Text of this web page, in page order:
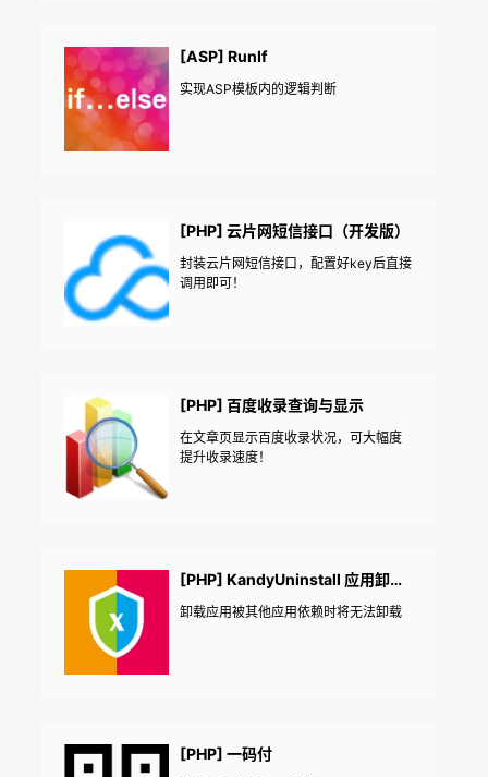
[ASP] RunIf
实现ASP模板内的逻辑判断
[PHP] 云片网短信接口（开发版）
封装云片网短信接口，配置好key后直接
调用即可！
[PHP] 百度收录查询与显示
在文章页显示百度收录状况，可大幅度
提升收录速度！
[PHP] KandyUninstall 应用卸载保护
卸载应用被其他应用依赖时将无法卸载
[PHP] 一码付